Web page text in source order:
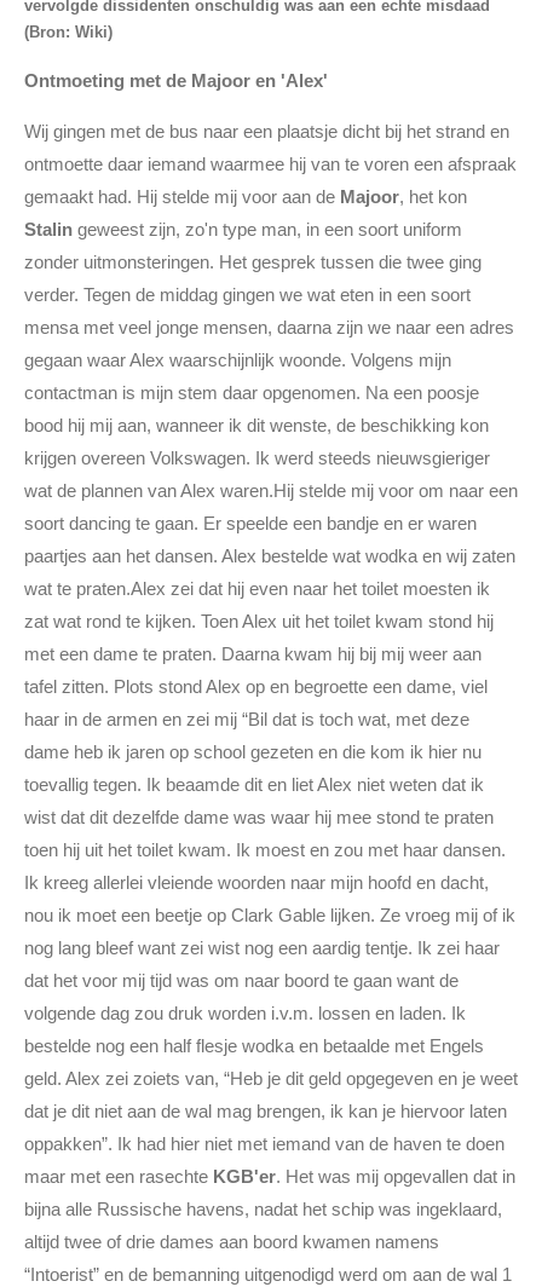
vervolgde dissidenten onschuldig was aan een echte misdaad
(Bron: Wiki)
Ontmoeting met de Majoor en 'Alex'
Wij gingen met de bus naar een plaatsje dicht bij het strand en
ontmoette daar iemand waarmee hij van te voren een afspraak
gemaakt had. Hij stelde mij voor aan de Majoor, het kon
Stalin geweest zijn, zo'n type man, in een soort uniform
zonder uitmonsteringen. Het gesprek tussen die twee ging
verder. Tegen de middag gingen we wat eten in een soort
mensa met veel jonge mensen, daarna zijn we naar een adres
gegaan waar Alex waarschijnlijk woonde. Volgens mijn
contactman is mijn stem daar opgenomen. Na een poosje
bood hij mij aan, wanneer ik dit wenste, de beschikking kon
krijgen overeen Volkswagen. Ik werd steeds nieuwsgieriger
wat de plannen van Alex waren.Hij stelde mij voor om naar een
soort dancing te gaan. Er speelde een bandje en er waren
paartjes aan het dansen. Alex bestelde wat wodka en wij zaten
wat te praten.Alex zei dat hij even naar het toilet moesten ik
zat wat rond te kijken. Toen Alex uit het toilet kwam stond hij
met een dame te praten. Daarna kwam hij bij mij weer aan
tafel zitten. Plots stond Alex op en begroette een dame, viel
haar in de armen en zei mij “Bil dat is toch wat, met deze
dame heb ik jaren op school gezeten en die kom ik hier nu
toevallig tegen. Ik beaamde dit en liet Alex niet weten dat ik
wist dat dit dezelfde dame was waar hij mee stond te praten
toen hij uit het toilet kwam. Ik moest en zou met haar dansen.
Ik kreeg allerlei vleiende woorden naar mijn hoofd en dacht,
nou ik moet een beetje op Clark Gable lijken. Ze vroeg mij of ik
nog lang bleef want zei wist nog een aardig tentje. Ik zei haar
dat het voor mij tijd was om naar boord te gaan want de
volgende dag zou druk worden i.v.m. lossen en laden. Ik
bestelde nog een half flesje wodka en betaalde met Engels
geld. Alex zei zoiets van, “Heb je dit geld opgegeven en je weet
dat je dit niet aan de wal mag brengen, ik kan je hiervoor laten
oppakken”. Ik had hier niet met iemand van de haven te doen
maar met een rasechte KGB'er. Het was mij opgevallen dat in
bijna alle Russische havens, nadat het schip was ingeklaard,
altijd twee of drie dames aan boord kwamen namens
“Intoerist” en de bemanning uitgenodigd werd om aan de wal 1